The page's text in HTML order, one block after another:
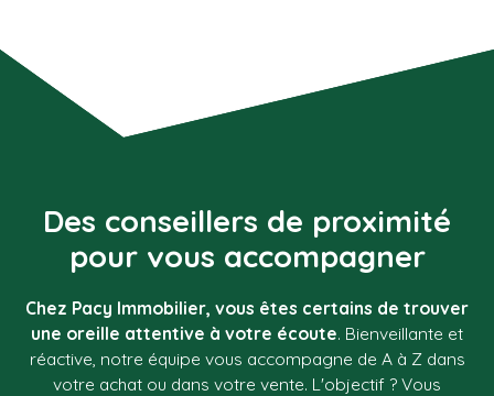
Des conseillers de proximité
pour vous accompagner
Chez Pacy Immobilier, vous êtes certains de trouver
une oreille attentive à votre écoute. Bienveillante et
réactive, notre équipe vous accompagne de A à Z dans
votre achat ou dans votre vente. L'objectif ? Vous